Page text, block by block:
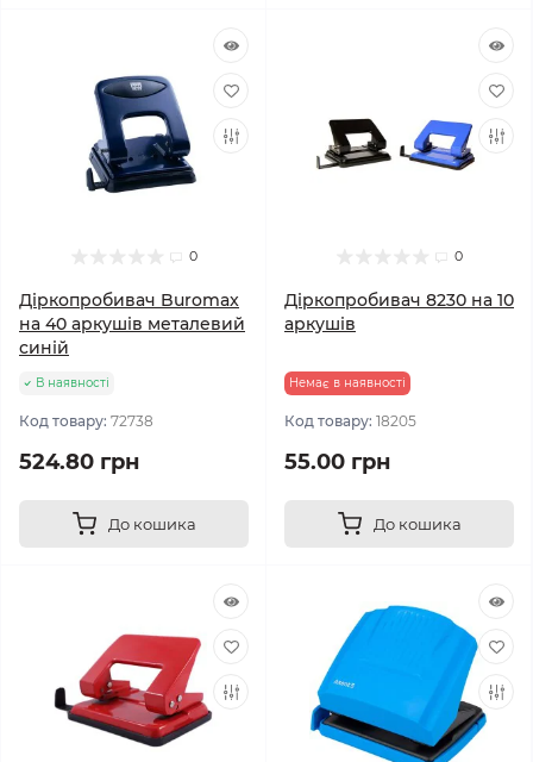
0
Діркопробивач Buromax
на 40 аркушів металевий
синій
В наявності
Код товару: 72738
524.80 грн
До кошика
0
Діркопробивач 8230 на 10
аркушів
Немає в наявності
Код товару: 18205
55.00 грн
До кошика